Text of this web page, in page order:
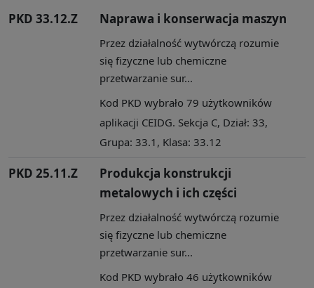
PKD 33.12.Z Naprawa i konserwacja maszyn
Przez działalność wytwórczą rozumie
się fizyczne lub chemiczne
przetwarzanie sur...
Kod PKD wybrało 79 użytkowników
aplikacji CEIDG. Sekcja C, Dział: 33,
Grupa: 33.1, Klasa: 33.12
PKD 25.11.Z
Produkcja konstrukcji
metalowych i ich części
Przez działalność wytwórczą rozumie
się fizyczne lub chemiczne
przetwarzanie sur...
Kod PKD wybrało 46 użytkowników